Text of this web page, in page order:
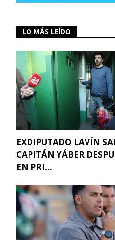
LO MÁS LEÍDO
EXDIPUTADO LAVÍN
CAPITÁN YÁBER
EN PRI...